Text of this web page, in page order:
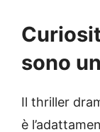
sono
Il thriller
è